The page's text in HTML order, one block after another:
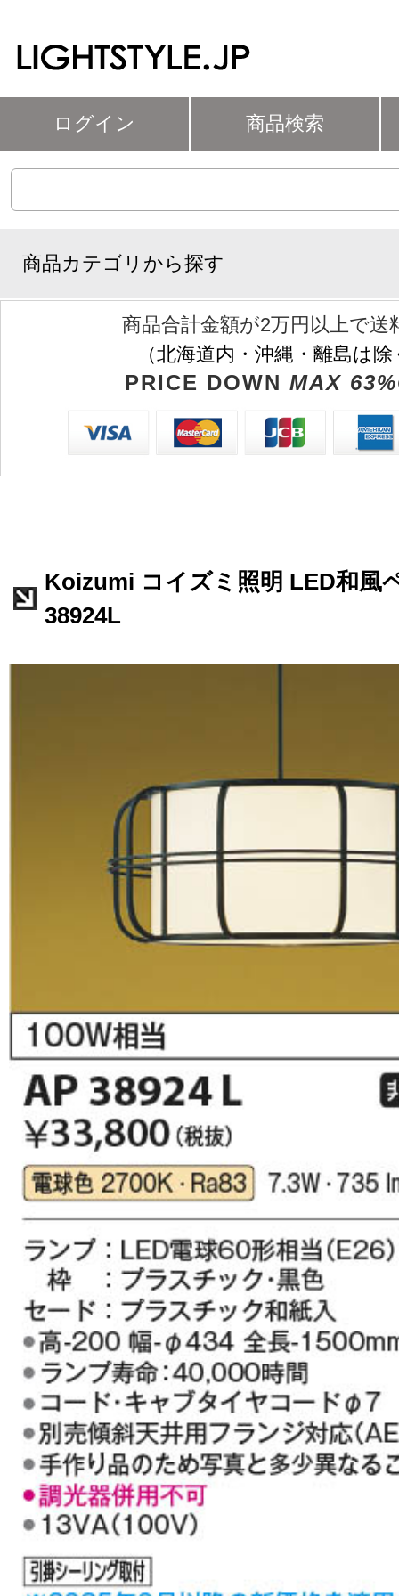
ログイン 商品検索
商品カテゴリから探す
商品合計金額が2万円以上で送
（北海道内・沖縄・離島は
PRICE DOWN MAX
Koizumi コイズミ照明 LED和風
38924L